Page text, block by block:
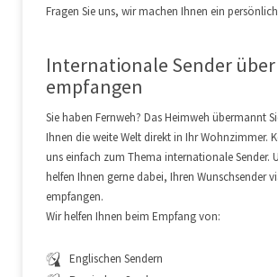
Fragen Sie uns, wir machen Ihnen ein
Internationale Sender
empfangen
Sie haben Fernweh? Das Heimweh übermannt
Ihnen die weite Welt direkt in Ihr Wohnzimmer.
uns einfach zum Thema internationale Sender.
helfen Ihnen gerne dabei, Ihren Wunschsender
empfangen.
Wir helfen Ihnen beim Empfang von:
Englischen Sendern